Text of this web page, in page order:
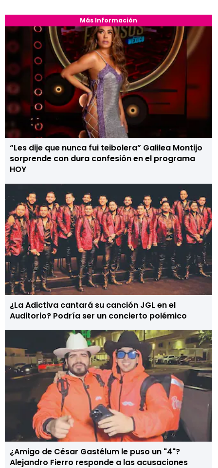
Más Información
“Les dije que nunca fui teibolera” Galilea Montijo
sorprende con dura confesión en el programa
HOY
¿La Adictiva cantará su canción JGL en el
Auditorio? Podría ser un concierto polémico
¿Amigo de César Gastélum le puso un "4"?
Alejandro Fierro responde a las acusaciones